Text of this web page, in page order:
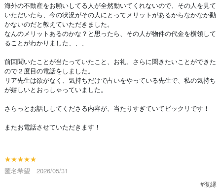
海外の不動産をお願いしてる人が全然動いてくれないので、その人を見て
いただいたら、今の状況がその人にとってメリットがあるからなかなか動
かないのだと教えていただきました。
なんのメリットあるのかな？と思ったら、その人が物件の代金を横領して
ることがわかりました、、、
前回聞いたことが当たっていたこと、お礼、さらに聞きたいことができた
ので２度目の電話をしました。
リア先生は欲がなく、気持ちだけで占いをやっている先生で、私の気持ち
が嬉しいとおっしゃっていました。
さらっとお話ししてくださる内容が、当たりすぎていてビックリです！
またお電話させていただきます！
★★★★★
匿名希望 2026/05/31
#復縁